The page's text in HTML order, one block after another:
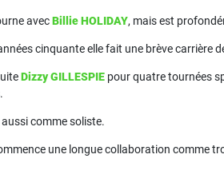
avecBillie HOLIDAY, mais est
cinquante elle fait une brève carrière
Dizzy GILLESPIE pour quatre tournées
comme soliste.
une longue collaboration comme